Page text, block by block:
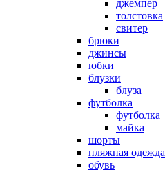
джемпер
толстовка
свитер
брюки
джинсы
юбки
блузки
блуза
футболка
футболка
майка
шорты
пляжная одежда
oбувь